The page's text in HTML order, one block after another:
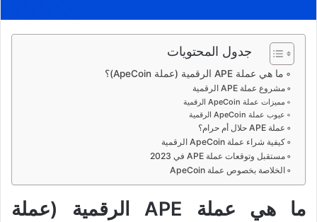
جدول المحتويات
ما هي عملة APE الرقمية (عملة ApeCoin)؟
مشروع عملة APE الرقمية
مميزات عملة ApeCoin الرقمية
عيوب عملة ApeCoin الرقمية
عملة APE حلال أم حرام؟
كيفية شراء عملة ApeCoin الرقمية
مستقبل وتوقعات عملة APE في 2023
الخلاصة بخصوص عملة ApeCoin
ما هي عملة APE الرقمية (عملة